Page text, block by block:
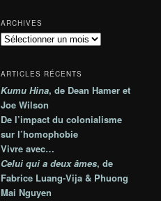
ARCHIVES
A
h
i
v
e
s
ARTICLES RÉCENTS
Kumu Hina, de Dean Hamer et
Joe Wilson
De l’impact du colonialisme
sur l’homophobie
Vivre avec…
Celui qui a deux âmes, de
Fabrice Luang-Vija & Phuong
Mai Nguyen